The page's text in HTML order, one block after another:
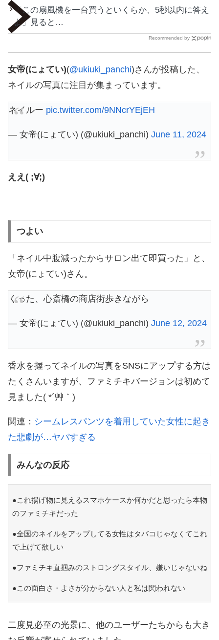
「この扇風機を一台買うといくらか、5秒以内に答え
よ」見ると…
Recommended by
女帝(にょてい)(@ukiuki_panchi)さんが投稿した、
ネイルの写真に注目が集まっています。
ネイルー pic.twitter.com/9NNcrYEjEH
— 女帝(にょてい) (@ukiuki_panchi) June 11, 2024
ええ( ;∀;)
つよい
「ネイル中腹減ったからサロン出て即買った」と、
女帝(にょてい)さん。
くった、心斎橋の商店街歩きながら
— 女帝(にょてい) (@ukiuki_panchi) June 12, 2024
香水を握ってネイルの写真をSNSにアップする方は
たくさんいますが、ファミチキバージョンは初めて
見ました( *´艸｀)
関連： シームレスパンツを着用していた女性に起き
た悲劇が…ヤバすぎる
みんなの反応
●これ揚げ物に見えるスマホケースか何かだと思ったら本物
のファミチキだった
●全国のネイルをアップしてる女性はタバコじゃなくてこれ
で上げて欲しい
●ファミチキ直掴みのストロングスタイル、嫌いじゃないね
●この面白さ・よさが分からない人と私は関われない
二度見必至の光景に、他のユーザーたちからも大き